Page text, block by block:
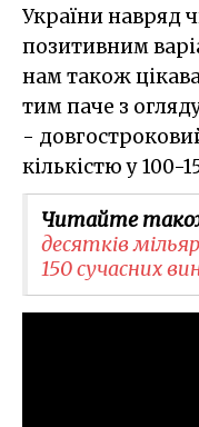
України навряд
позитивним
нам також
тим паче з
-
кількістю у 100-
Читайте
десятків
150 сучасних